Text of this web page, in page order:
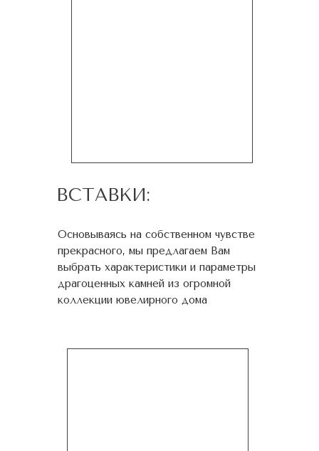
ВСТАВКИ:
Основываясь на собственном чувстве
прекрасного, мы предлагаем Вам
выбрать характеристики и параметры
драгоценных камней из огромной
коллекции ювелирного дома